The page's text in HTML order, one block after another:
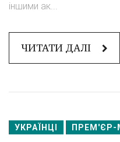
іншими ак...
ЧИТАТИ ДАЛІ
УКРАЇНЦІ ПРЕМ'ЄР-